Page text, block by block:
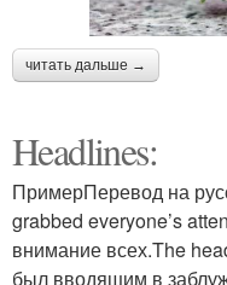
читать дальше →
Headlines:
ПримерПеревод на
grabbed everyone’s
внимание всех.The
был вводящим в